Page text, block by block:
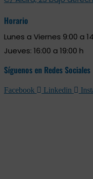
Horario
Lunes a Viernes 9:00 a
Jueves: 16:00 a 19:00 h
Síguenos en Redes Sociales
Facebook Linkedin